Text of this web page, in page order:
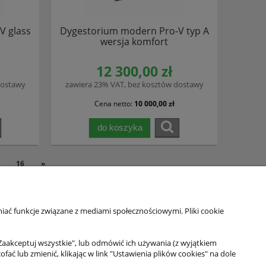
glass
Dygestorium modern Pro-V typ A
wersja komfort
12 300,00 zł
zawiera 23% VAT, bez kosztów dostawy
Cena netto: 10 000,00 zł
do koszyka
16 »
Moje konto
Twoje zamówienia
Ustawienia konta
funkcje związane z mediami społecznościowymi. Pliki cookie
wszystkie", lub odmówić ich używania (z wyjątkiem
lub zmienić, klikając w link "Ustawienia plików cookies" na dole